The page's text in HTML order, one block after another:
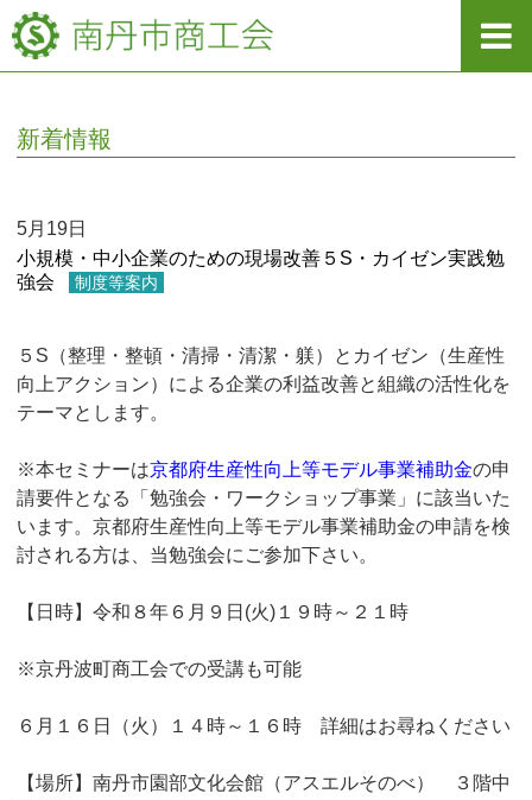
新着情報
5月19日
小規模・中小企業のための現場改善５S・カイゼン実践勉
強会
制度等案内
５S（整理・整頓・清掃・清潔・躾）とカイゼン（生産性
向上アクション）による企業の利益改善と組織の活性化を
テーマとします。
※本セミナーは京都府生産性向上等モデル事業補助金の申
請要件となる「勉強会・ワークショップ事業」に該当いた
います。京都府生産性向上等モデル事業補助金の申請を検
討される方は、当勉強会にご参加下さい。
【日時】令和８年６月９日(火)１９時～２１時
※京丹波町商工会での受講も可能
６月１６日（火）１４時～１６時 詳細はお尋ねください
【場所】南丹市園部文化会館（アスエルそのべ） ３階中